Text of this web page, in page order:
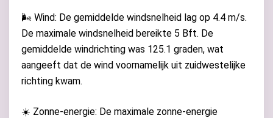
🌬️ Wind: De gemiddelde windsnelheid lag op 4.4 m/s.
De maximale windsnelheid bereikte 5 Bft. De
gemiddelde windrichting was 125.1 graden, wat
aangeeft dat de wind voornamelijk uit zuidwestelijke
richting kwam.
☀️ Zonne-energie: De maximale zonne-energie